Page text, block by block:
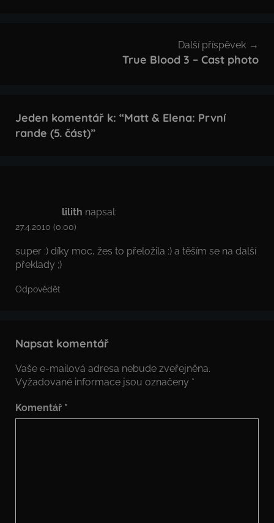
Další příspěvek
True Blood 3 – Cast photo
Jeden komentář k: “Matt & Elena: První
rande (5. část)”
lilith napsal:
27.4.2010 (0.00)
super :) díky moc, žes to přeložila :) a těším se na další
překlady ;)
Odpovědět
Napsat komentář
Vaše e-mailová adresa nebude zveřejněna.
Vyžadované informace jsou označeny *
Komentář *